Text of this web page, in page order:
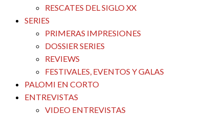
RESCATES DEL SIGLO XX
SERIES
PRIMERAS IMPRESIONES
DOSSIER SERIES
REVIEWS
FESTIVALES, EVENTOS Y GALAS
PALOMI EN CORTO
ENTREVISTAS
VIDEO ENTREVISTAS